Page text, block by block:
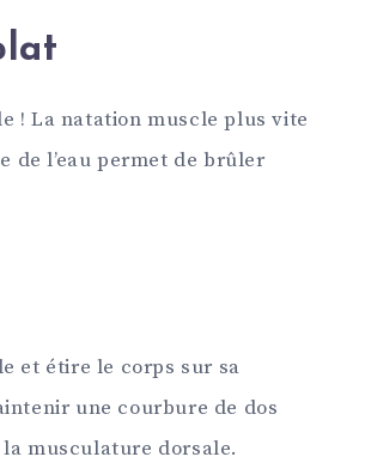
! La natation muscle plus vite
de l’eau permet de brûler
et étire le corps sur sa
une courbure de dos
musculature dorsale.